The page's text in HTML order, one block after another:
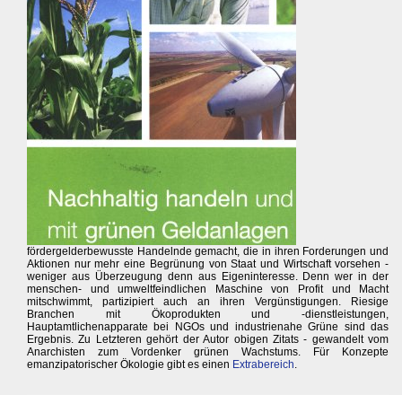
fördergelderbewusste Handelnde gemacht, die in ihren Forderungen und
Aktionen nur mehr eine Begrünung von Staat und Wirtschaft vorsehen -
weniger aus Überzeugung denn aus Eigeninteresse. Denn wer in der
menschen- und umweltfeindlichen Maschine von Profit und Macht
mitschwimmt, partizipiert auch an ihren Vergünstigungen. Riesige
Branchen mit Ökoprodukten und -dienstleistungen,
Hauptamtlichenapparate bei NGOs und industrienahe Grüne sind das
Ergebnis. Zu Letzteren gehört der Autor obigen Zitats - gewandelt vom
Anarchisten zum Vordenker grünen Wachstums. Für Konzepte
emanzipatorischer Ökologie gibt es einen Extrabereich.